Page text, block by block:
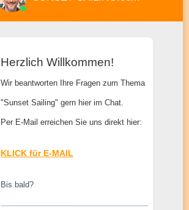
Herzlich Willkommen!
Wir beantworten Ihre Fragen zum Thema
"Sunset Sailing" gern hier im Chat.
Per E-Mail erreichen Sie uns direkt hier:
KLICK für E-MAIL
Bis bald?